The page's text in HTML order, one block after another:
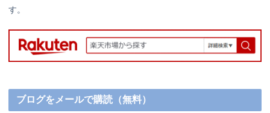
す。
ブログをメールで購読（無料）